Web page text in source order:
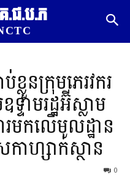
ជ.ប.ភ
នក្រុមភេរវករ
ាមរដ្ឋអ៊ីស្លាម
មកលើមូលដ្ឋាន
ាហ្សាក់ស្ថាន
0